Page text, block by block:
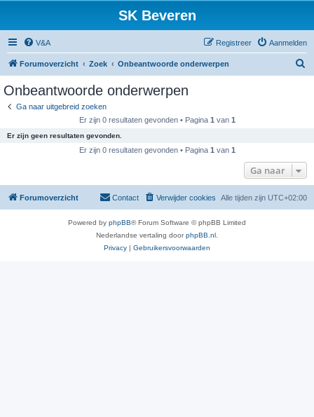
SK Beveren
V&A Aanmelden
Registreer
Forumoverzicht Zoek Onbeantwoorde onderwerpen
Onbeantwoorde onderwerpen
Ga naar uitgebreid zoeken
Er zijn 0 resultaten gevonden • Pagina 1 van 1
Er zijn geen resultaten gevonden.
Er zijn 0 resultaten gevonden • Pagina 1 van 1
Ga naar
Forumoverzicht Alle tijden zijn UTC+02:00
Verwijder cookies
Contact
Powered by phpBB® Forum Software © phpBB Limited
Nederlandse vertaling doorphpBB.nl
Privacy | Gebruikersvoorwaarden